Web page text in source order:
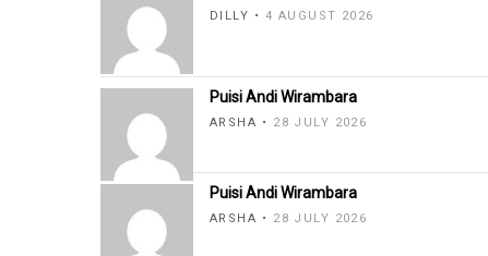
DILLY 4 AUGUST 2026
Puisi Andi Wirambara
ARSHA 28 JULY 2026
Puisi Andi Wirambara
ARSHA 28 JULY 2026